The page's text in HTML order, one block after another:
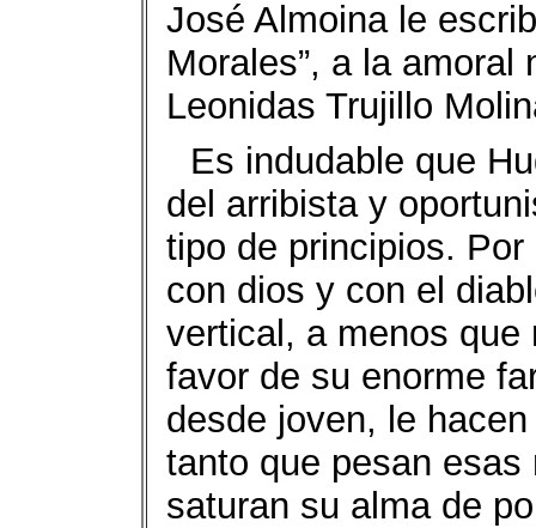
José Almoina le
Morales”, a la
Leonidas Trujillo
Es indudable que
del arribista y
tipo de principios.
con dios y con el
vertical, a menos que
favor de su enorme
desde joven, le
tanto que pesan
saturan su alma de